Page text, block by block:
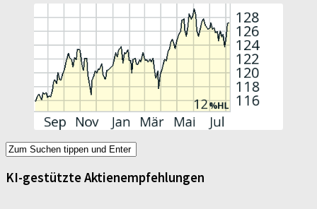
KI-gestützte Aktienempfehlungen